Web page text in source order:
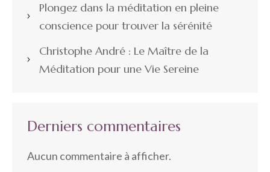
Plongez dans la méditation en pleine
conscience pour trouver la sérénité
Christophe André : Le Maître de la
Méditation pour une Vie Sereine
Derniers commentaires
Aucun commentaire à afficher.